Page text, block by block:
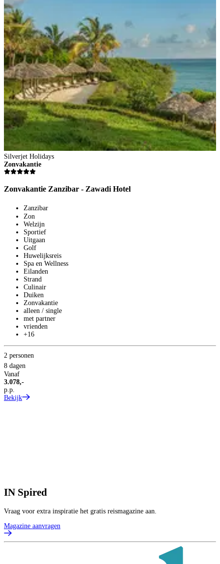
Silverjet Holidays
Zonvakantie
Zonvakantie Zanzibar - Zawadi Hotel
Zanzibar
Zon
Welzijn
Sportief
Uitgaan
Golf
Huwelijksreis
Spa en Wellness
Eilanden
Strand
Culinair
Duiken
Zonvakantie
alleen / single
met partner
vrienden
+16
2 personen
8 dagen
Vanaf
3.078,-
p.p.
Bekijk
IN Spired
Vraag voor extra inspiratie het gratis reismagazine aan.
Magazine aanvragen